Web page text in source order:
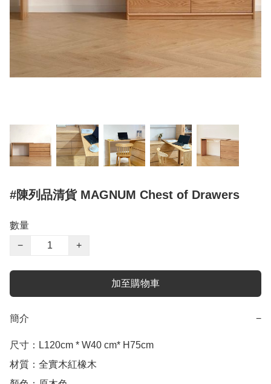
#陳列品清貨 MAGNUM Chest of Drawers
數量
−
+
加至購物車
簡介 −
尺寸：L120cm * W40 cm* H75cm
材質：全實木紅橡木